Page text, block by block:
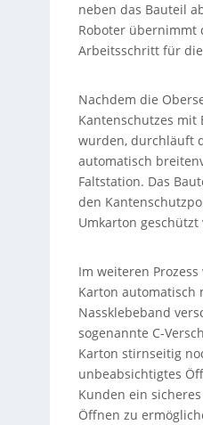
neben das Bauteil
Roboter übernimmt
Arbeitsschritt für
Nachdem die
Kantenschutzes mit
wurden, durchläuft
automatisch
Faltstation. Das
den
Umkarton geschützt
Im weiteren
Karton automatisch
Nassklebeband
sogenannte C-
Karton stirnseitig
unbeabsichtigtes
Kunden ein
Öffnen zu